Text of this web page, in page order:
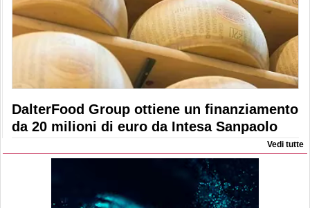
DalterFood Group ottiene un finanziamento
da 20 milioni di euro da Intesa Sanpaolo
Vedi tutte